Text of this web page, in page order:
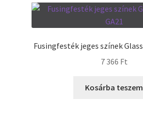
Fusingfesték jeges színek
7 366 Ft
Kosárba teszem